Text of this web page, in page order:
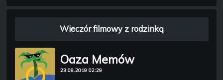
Oaza Memów
23.08.2019 02:29
Wieczór filmowy z rodzinką